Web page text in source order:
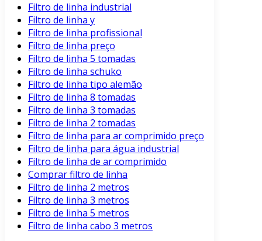
Filtro de linha industrial
Filtro de linha y
Filtro de linha profissional
Filtro de linha preço
Filtro de linha 5 tomadas
Filtro de linha schuko
Filtro de linha tipo alemão
Filtro de linha 8 tomadas
Filtro de linha 3 tomadas
Filtro de linha 2 tomadas
Filtro de linha para ar comprimido preço
Filtro de linha para água industrial
Filtro de linha de ar comprimido
Comprar filtro de linha
Filtro de linha 2 metros
Filtro de linha 3 metros
Filtro de linha 5 metros
Filtro de linha cabo 3 metros